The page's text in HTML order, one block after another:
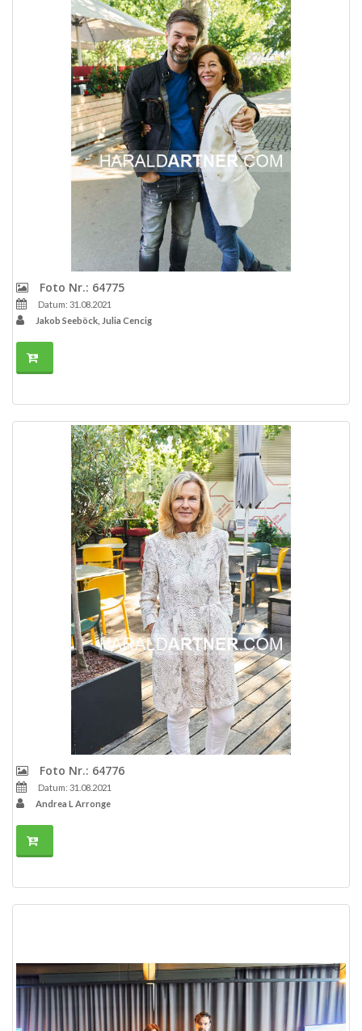
Foto Nr.: 64775
Datum: 31.08.2021
Jakob Seeböck, Julia Cencig
Foto Nr.: 64776
Datum: 31.08.2021
Andrea L Arronge